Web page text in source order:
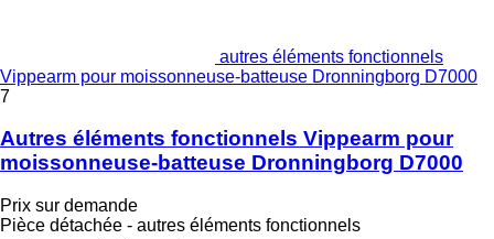
autres éléments fonctionnels
Vippearm pour moissonneuse-batteuse Dronningborg D7000
7
Autres éléments fonctionnels Vippearm pour
moissonneuse-batteuse Dronningborg D7000
Prix sur demande
Pièce détachée - autres éléments fonctionnels